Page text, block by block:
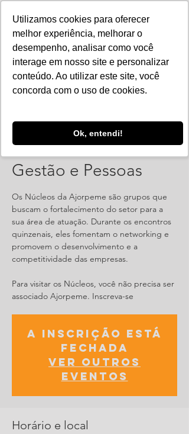
Utilizamos cookies para oferecer
melhor experiência, melhorar o
desempenho, analisar como você
interage em nosso site e personalizar
conteúdo. Ao utilizar este site, você
concorda com o uso de cookies.
Ok, entendi!
Reunião: Núcleo
Gestão e Pessoas
Os Núcleos da Ajorpeme são grupos que
buscam o fortalecimento do setor para a
sua área de atuação. Durante os encontros
quinzenais, eles fomentam o networking e
promovem o desenvolvimento e a
competitividade das empresas.
Para visitar os Núcleos, você não precisa ser
associado Ajorpeme. Inscreva-se
A inscrição está
fechada
Ver outros
eventos
Horário e local